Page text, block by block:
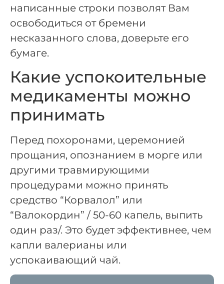
написанные строки позволят Вам
освободиться от бремени
несказанного слова, доверьте его
бумаге.
Какие успокоительные
медикаменты можно
принимать
Перед похоронами, церемонией
прощания, опознанием в морге или
другими травмирующими
процедурами можно принять
средство “Корвалол” или
“Валокордин” / 50-60 капель, выпить
один раз/. Это будет эффективнее, чем
капли валерианы или
успокаивающий чай.